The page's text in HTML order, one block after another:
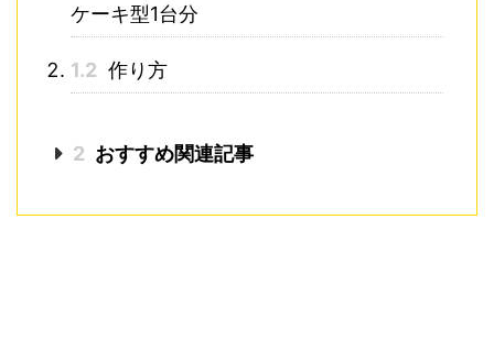
ケーキ型1台分
1.2 作り方
2 おすすめ関連記事